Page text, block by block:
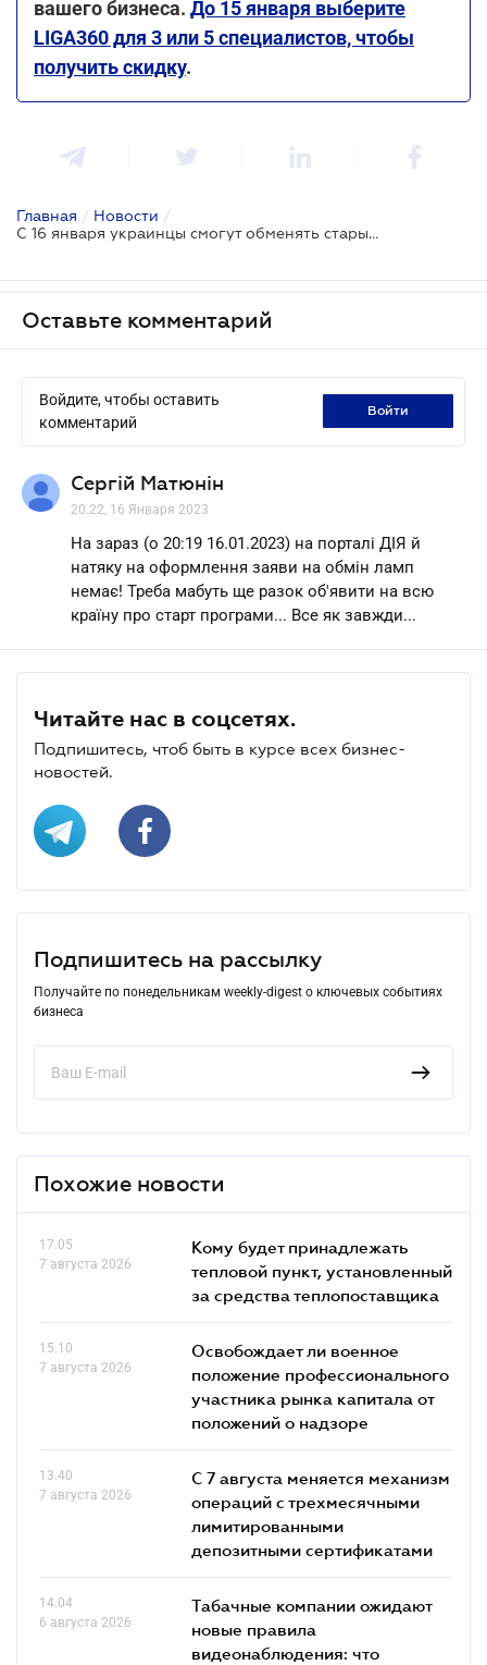
вашего бизнеса. До 15 января выберите
LIGA360 для 3 или 5 специалистов, чтобы
получить скидку.
Главная / Новости /
С 16 января украинцы смогут обменять старые лампочки на новые LED: как осуществить обмен
Оставьте комментарий
Войдите, чтобы оставить
комментарий
войти
Сергій Матюнін
20.22, 16 Января 2023
На зараз (о 20:19 16.01.2023) на порталі ДІЯ й
натяку на оформлення заяви на обмін ламп
немає! Треба мабуть ще разок об'явити на всю
країну про старт програми... Все як завжди...
Читайте нас в соцсетях.
Подпишитесь, чтоб быть в курсе всех бизнес-
новостей.
Подпишитесь на рассылку
Получайте по понедельникам weekly-digest о ключевых событиях
бизнеса
Похожие новости
17.05
7 августа 2026
Кому будет принадлежать
тепловой пункт, установленный
за средства теплопоставщика
15.10
7 августа 2026
Освобождает ли военное
положение профессионального
участника рынка капитала от
положений о надзоре
13.40
7 августа 2026
С 7 августа меняется механизм
операций с трехмесячными
лимитированными
депозитными сертификатами
14.04
6 августа 2026
Табачные компании ожидают
новые правила
видеонаблюдения: что